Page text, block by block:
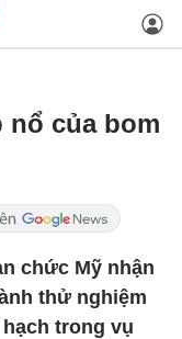
nổ của bom
chức Mỹ nhận
thử nghiệm
trong vụ